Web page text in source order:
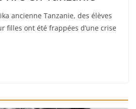
ancienne Tanzanie, des élèves
filles ont été frappées d’une crise